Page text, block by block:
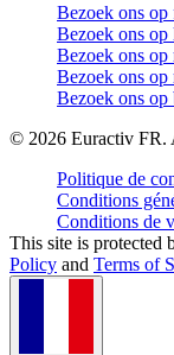
Bezoek ons op
Bezoek ons op
Bezoek ons op
Bezoek ons op
Bezoek ons op
© 2026 Euractiv FR.
Politique de
Conditions
Conditions de
This site is
Policy and Terms of